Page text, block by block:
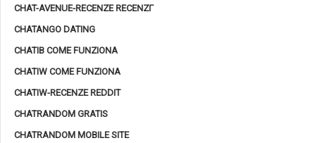
CHAT-AVENUE-RECENZE RECENZГ­
CHATANGO DATING
CHATIB COME FUNZIONA
CHATIW COME FUNZIONA
CHATIW-RECENZE REDDIT
CHATRANDOM GRATIS
CHATRANDOM MOBILE SITE